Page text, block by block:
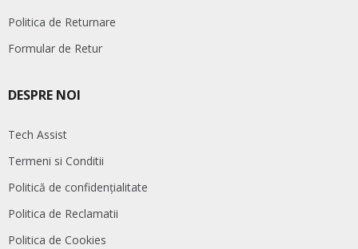
Politica de Returnare
Formular de Retur
DESPRE NOI
Tech Assist
Termeni si Conditii
Politică de confidențialitate
Politica de Reclamatii
Politica de Cookies